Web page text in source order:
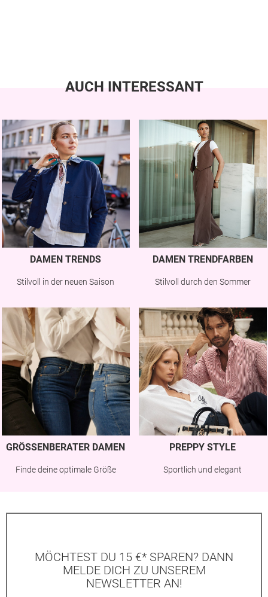
AUCH INTERESSANT
DAMEN TRENDS
Stilvoll in der neuen Saison
DAMEN TRENDFARBEN
Stilvoll durch den Sommer
GRÖSSENBERATER DAMEN
Finde deine optimale Größe
PREPPY STYLE
Sportlich und elegant
MÖCHTEST DU 15 €* SPAREN? DANN
MELDE DICH ZU UNSEREM
NEWSLETTER AN!